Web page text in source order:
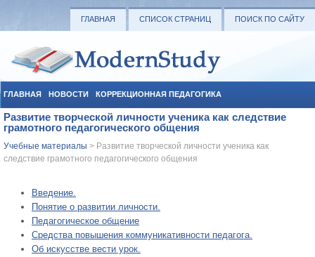
ГЛАВНАЯ СПИСОК СТРАНИЦ ПОИСК ПО САЙТУ
ГЛАВНАЯ НОВОСТИ КОРРЕКЦИОННАЯ ПЕДАГОГИКА
СОЦИАЛЬНАЯ ПЕДАГОГИКА УЧЕБНЫЕ МАТЕРИАЛЫ
Развитие творческой личности ученика как следствие
грамотного педагогического общения
Учебные материалы > Развитие творческой личности ученика как
следствие грамотного педагогического общения
Введение.
Понятие о развитии личности.
Педагогическое общение
Средства повышения коммуникативности педагога.
Об искусстве вести урок.